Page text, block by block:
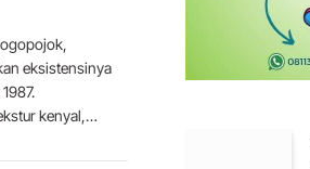
eksistensinya
kenyal,…